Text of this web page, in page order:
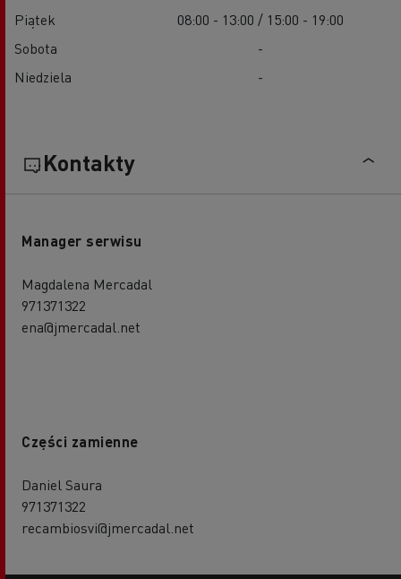
Piątek
08:00 - 13:00 / 15:00 - 19:00
Sobota
-
Niedziela
-
Kontakty
Manager serwisu
Magdalena Mercadal
971371322
ena@jmercadal.net
Części zamienne
Daniel Saura
971371322
recambiosvi@jmercadal.net